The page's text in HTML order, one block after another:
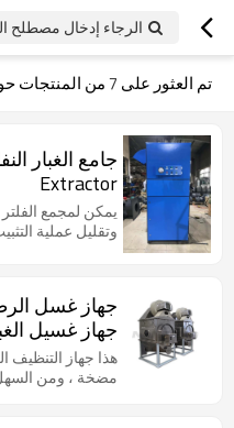
الرجاء إدخال مصطلح
تم العثور على 7من المنتجات
Extractor
يمكن لمجمع
وتقليل عملية
جهاز غسل
جهاز غسيل
هذا جهاز التنظيف
مضخة ، ومن